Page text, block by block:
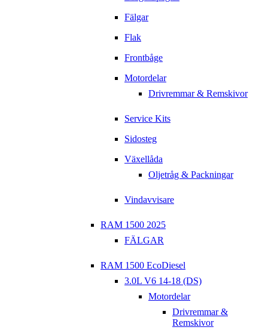
Fälgar
Flak
Frontbåge
Motordelar
Drivremmar & Remskivor
Service Kits
Sidosteg
Växellåda
Oljetråg & Packningar
Vindavvisare
RAM 1500 2025
FÄLGAR
RAM 1500 EcoDiesel
3.0L V6 14-18 (DS)
Motordelar
Drivremmar &
Remskivor